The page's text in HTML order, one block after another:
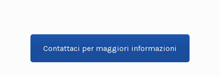
Contattaci per maggiori informazioni